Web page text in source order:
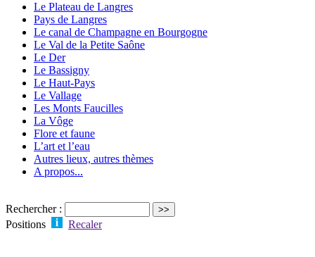
Le Plateau de Langres
Pays de Langres
Le canal de Champagne en Bourgogne
Le Val de la Petite Saône
Le Der
Le Bassigny
Le Haut-Pays
Le Vallage
Les Monts Faucilles
La Vôge
Flore et faune
L’art et l’eau
Autres lieux, autres thèmes
A propos...
Rechercher :
Positions
Recaler